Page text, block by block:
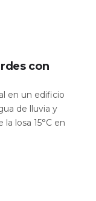
con
en un edificio
de lluvia y
losa 15°C en